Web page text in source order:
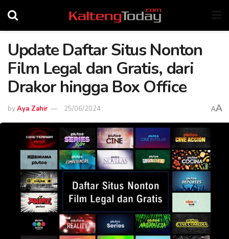
Update Daftar Situs Nonton
Film Legal dan Gratis, dari
Drakor hingga Box Office
byAya Zahir 25/06/2024 AA